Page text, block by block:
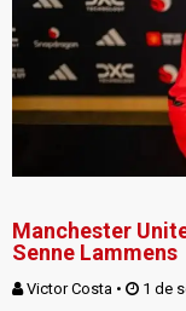
Manchester
Senne Lammens
Victor Costa • 1 de